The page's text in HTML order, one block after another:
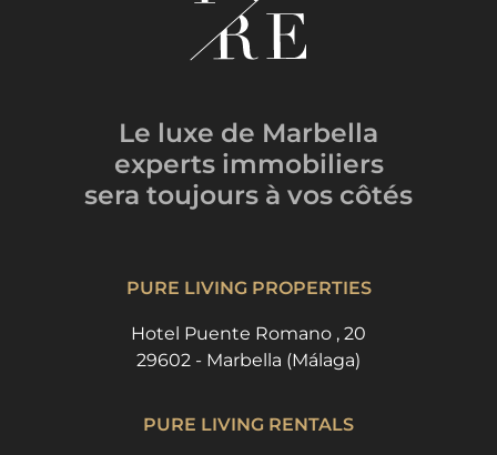
Le luxe de Marbella
experts immobiliers
sera toujours à vos côtés
PURE LIVING PROPERTIES
Hotel Puente Romano , 20
29602 - Marbella (Málaga)
PURE LIVING RENTALS